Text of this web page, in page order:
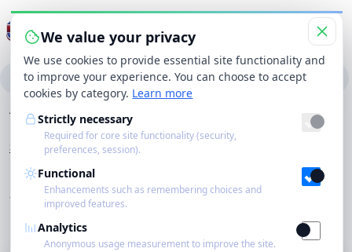
We value your privacy
We use cookies to provide essential site functionality and
to improve your experience. You can choose to accept
cookies by category. Learn more
Strictly necessary
Required for core site functionality (security,
preferences, session).
Functional
Enhancements such as remembering choices and
improved features.
Analytics
Anonymous usage measurement to improve the site.
Startpagina
Schoonmakers
Categorieën Merken Winkels Producten
Zoekbereik
Zoeken
Startpagina›Contact
Contact
Vragen, feedback, samenwerkingen of aanbieders
aanmelden? Stuur ons hieronder een bericht.